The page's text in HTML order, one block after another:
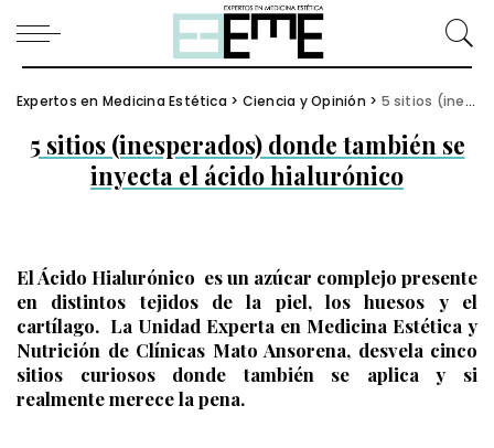
Expertos en Medicina Estética > Ciencia y Opinión > 5 sitios (inesperados) donde también se inyecta el ácido hialurónico
5 sitios (inesperados) donde también se
inyecta el ácido hialurónico
El Ácido Hialurónico es un azúcar complejo presente
en distintos tejidos de la piel, los huesos y el
cartílago. La Unidad Experta en Medicina Estética y
Nutrición de Clínicas Mato Ansorena, desvela cinco
sitios curiosos donde también se aplica y si
realmente merece la pena.